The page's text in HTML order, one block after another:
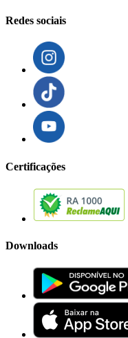
Redes sociais
Certificações
Downloads